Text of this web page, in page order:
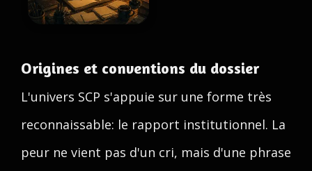
Origines et conventions du dossier
L'univers SCP s'appuie sur une forme très
reconnaissable: le rapport institutionnel. La
peur ne vient pas d'un cri, mais d'une phrase